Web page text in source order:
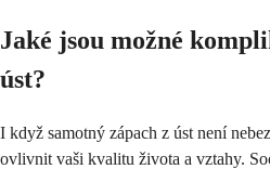
Jaké jsou možné
úst?
I když samotný zápach z úst není
ovlivnit vaši kvalitu života a vztahy.